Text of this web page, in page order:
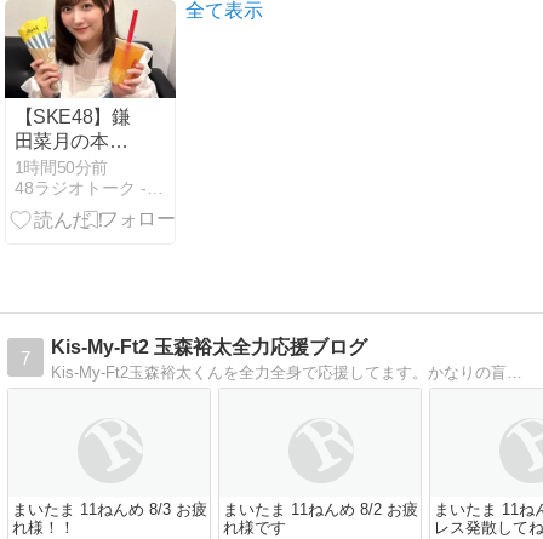
ｗｗｗｗ
救うために去
【SKE48】鎌
田菜月の本の
お渡し会で知
らない人が30
冊注文「名刺
1時間50分前
全て表示
7
Kis-My-Ft2 玉森裕太全力応援ブログ
Kis-My-Ft2玉森裕太くんを全力全身で応援してます。かなりの盲目ですがよろしくお願いします
まいたま 11ねんめ 8/3 お疲
れ様！！
まいたま 11ねんめ 8/2 お疲
れ様です
まいたま 11ね
レス発散して